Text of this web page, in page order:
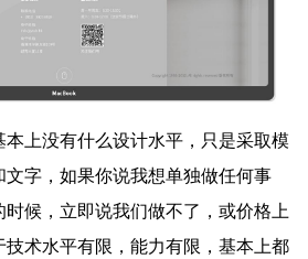
上没有什么设计水平，只是采取模
字，如果你说我想单独做任何事
候，立即说我们做不了，或价格上
术水平有限，能力有限，基本上都